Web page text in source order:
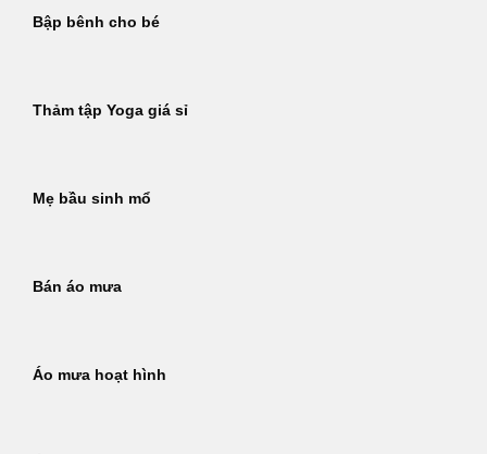
Bập bênh cho bé
Thảm tập Yoga giá sỉ
Mẹ bầu sinh mổ
Bán áo mưa
Áo mưa hoạt hình